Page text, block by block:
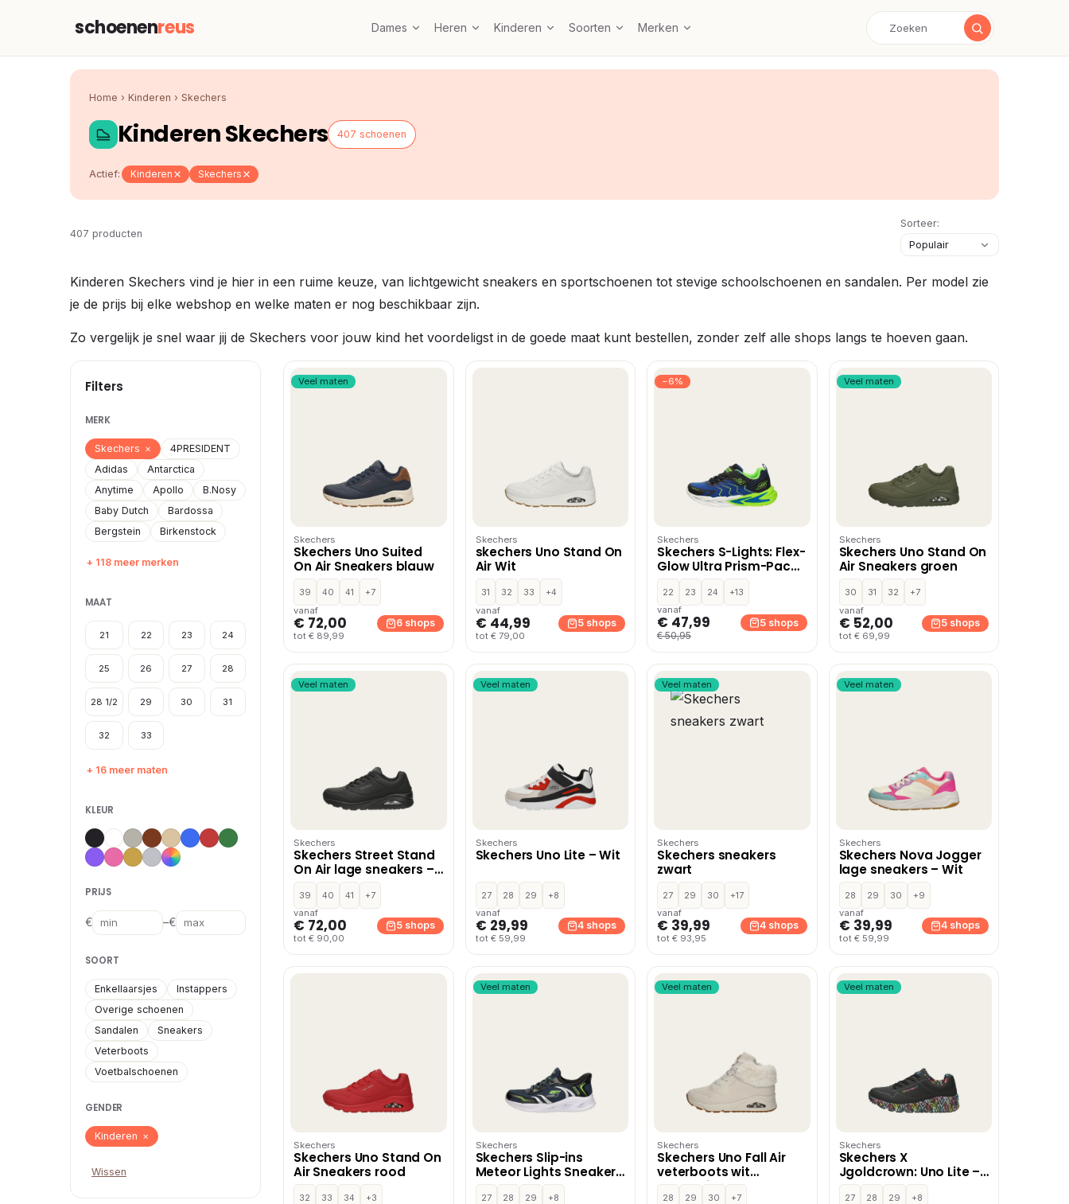
schoenenreus Dames Heren Kinderen Soorten Merken
Home › Kinderen › Skechers
Kinderen Skechers 407 schoenen
Actief: Kinderen Skechers
407 producten
Sorteer:
Kinderen Skechers vind je hier in een ruime keuze, van lichtgewicht sneakers en sportschoenen tot stevige schoolschoenen en sandalen. Per model zie
je de prijs bij elke webshop en welke maten er nog beschikbaar zijn.
Zo vergelijk je snel waar jij de Skechers voor jouw kind het voordeligst in de goede maat kunt bestellen, zonder zelf alle shops langs te hoeven gaan.
Filters
MERK
Skechers ×
4PRESIDENT
Adidas
Antarctica
Anytime
Apollo
B.Nosy
Baby Dutch
Bardossa
Bergstein
Birkenstock
+ 118 meer merken
MAAT
21 22 23 24
25 26 27 28
28 1/2 29 30 31
32 33
+ 16 meer maten
KLEUR
PRIJS
€ –€
SOORT
Enkellaarsjes
Instappers
Overige schoenen
Sandalen
Sneakers
Veterboots
Voetbalschoenen
GENDER
Kinderen ×
Wissen
Veel maten
Skechers
Skechers Uno Suited
On Air Sneakers blauw
39 40 41
+7
vanaf
€ 72,00
tot € 89,99
6 shops
Skechers
skechers Uno Stand On
Air Wit
31 32 33
+4
vanaf
€ 44,99
tot € 79,00
5 shops
−6%
Skechers
Skechers S-Lights: Flex-
Glow Ultra Prism-Pacer
lage sneakers – Blauw
22 23 24
+13
vanaf
€ 47,99
€ 50,95
5 shops
Veel maten
Skechers
Skechers Uno Stand On
Air Sneakers groen
30 31 32
+7
vanaf
€ 52,00
tot € 69,99
5 shops
Veel maten
Skechers
Skechers Street Stand
On Air lage sneakers –
Zwart
39 40 41
+7
vanaf
€ 72,00
tot € 90,00
5 shops
Veel maten
Skechers
Skechers Uno Lite – Wit
27 28 29
+8
vanaf
€ 29,99
tot € 59,99
4 shops
Veel maten
Skechers
Skechers sneakers
zwart
27 29 30
+17
vanaf
€ 39,99
tot € 93,95
4 shops
Veel maten
Skechers
Skechers Nova Jogger
lage sneakers – Wit
28 29 30
+9
vanaf
€ 39,99
tot € 59,99
4 shops
Skechers
Skechers Uno Stand On
Air Sneakers rood
32 33 34
+3
Veel maten
Skechers
Skechers Slip-ins
Meteor Lights Sneakers
blauw
27 28 29
+8
Veel maten
Skechers
Skechers Uno Fall Air
veterboots wit
Synthetisch
28 29 30
+7
Veel maten
Skechers
Skechers X
Jgoldcrown: Uno Lite –
Zwart
27 28 29
+8